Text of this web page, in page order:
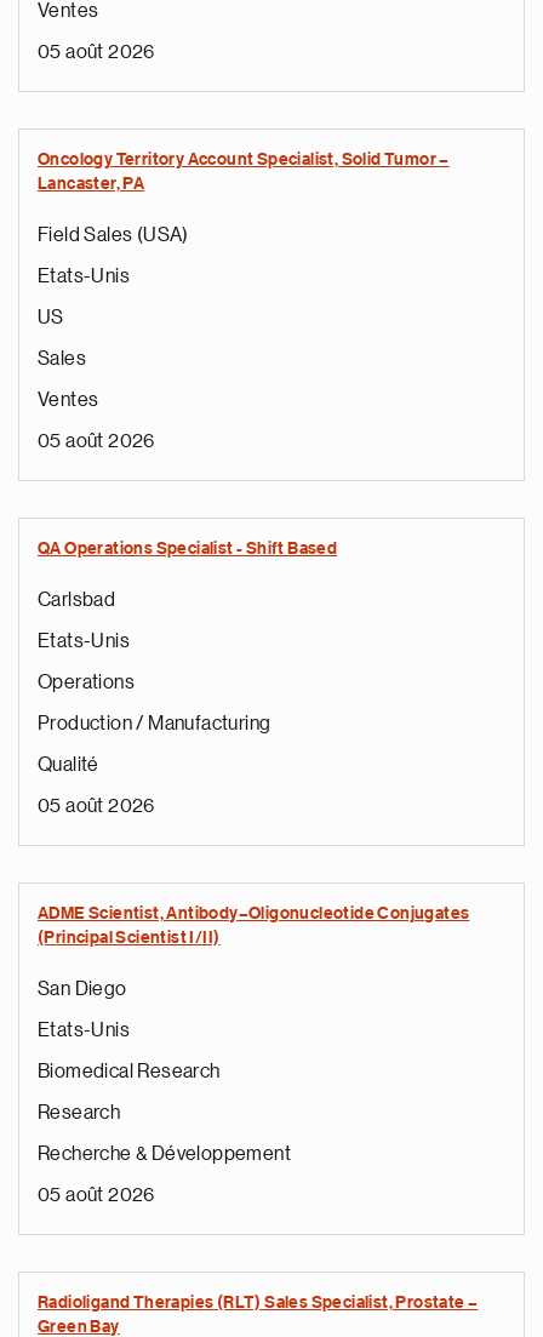
Ventes
05 août 2026
Oncology Territory Account Specialist, Solid Tumor –
Lancaster, PA
Field Sales (USA)
Etats-Unis
US
Sales
Ventes
05 août 2026
QA Operations Specialist - Shift Based
Carlsbad
Etats-Unis
Operations
Production / Manufacturing
Qualité
05 août 2026
ADME Scientist, Antibody–Oligonucleotide Conjugates
(Principal Scientist I/II)
San Diego
Etats-Unis
Biomedical Research
Research
Recherche & Développement
05 août 2026
Radioligand Therapies (RLT) Sales Specialist, Prostate –
Green Bay